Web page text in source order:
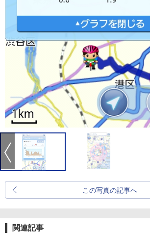
この写真の記事へ
関連記事